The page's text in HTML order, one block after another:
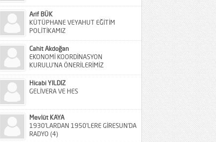
Arif BÜK
KÜTÜPHANE VEYAHUT EĞİTİM
POLİTİKAMIZ
Cahit Akdoğan
EKONOMİ KOORDİNASYON
KURULU’NA ÖNERİLERİMİZ
Hicabi YILDIZ
GELİVERA VE HES
Mevlüt KAYA
1930’LARDAN 1950’LERE GİRESUN’DA
RADYO (4)